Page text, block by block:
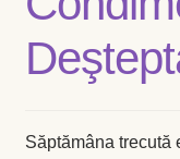
Săptămâna trecută